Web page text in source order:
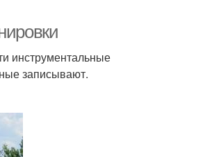
инструментальные
записывают.